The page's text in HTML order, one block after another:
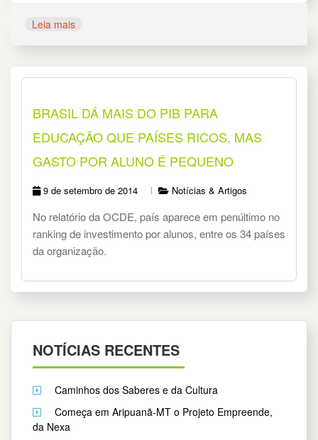
Leia mais
BRASIL DÁ MAIS DO PIB PARA
EDUCAÇÃO QUE PAÍSES RICOS, MAS
GASTO POR ALUNO É PEQUENO
9 de setembro de 2014 Notícias & Artigos
No relatório da OCDE, país aparece em penúltimo no
ranking de investimento por alunos, entre os 34 países
da organização.
NOTÍCIAS RECENTES
Caminhos dos Saberes e da Cultura
Começa em Aripuanã-MT o Projeto Empreende,
da Nexa